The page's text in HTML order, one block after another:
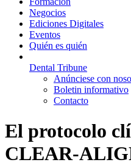
Negocios
Ediciones Digitales
Eventos
Quién es quién
Dental Tribune
Anúnciese con
Boletin informativo
Contacto
El protocolo
CLEAR-